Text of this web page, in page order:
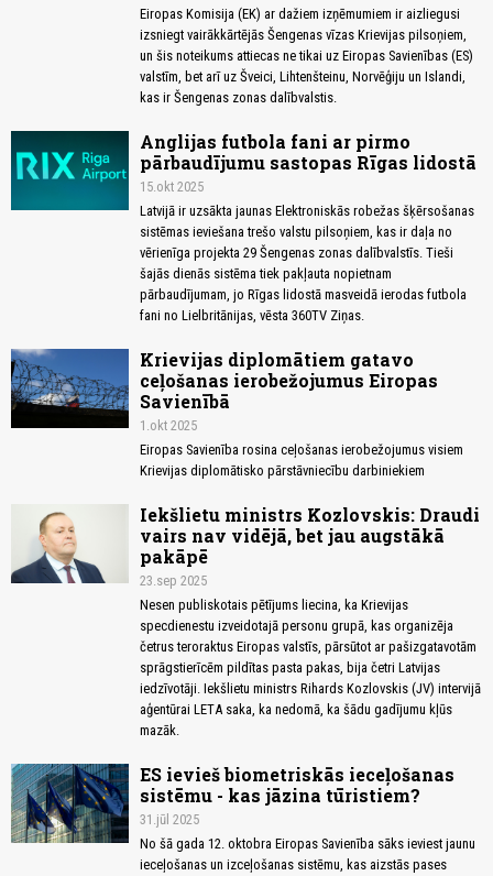
Eiropas Komisija (EK) ar dažiem izņēmumiem ir aizliegusi
izsniegt vairākkārtējās Šengenas vīzas Krievijas pilsoņiem,
un šis noteikums attiecas ne tikai uz Eiropas Savienības (ES)
valstīm, bet arī uz Šveici, Lihtenšteinu, Norvēģiju un Islandi,
kas ir Šengenas zonas dalībvalstis.
Anglijas futbola fani ar pirmo
pārbaudījumu sastopas Rīgas lidostā
15.okt 2025
Latvijā ir uzsākta jaunas Elektroniskās robežas šķērsošanas
sistēmas ieviešana trešo valstu pilsoņiem, kas ir daļa no
vērienīga projekta 29 Šengenas zonas dalībvalstīs. Tieši
šajās dienās sistēma tiek pakļauta nopietnam
pārbaudījumam, jo Rīgas lidostā masveidā ierodas futbola
fani no Lielbritānijas, vēsta 360TV Ziņas.
Krievijas diplomātiem gatavo
ceļošanas ierobežojumus Eiropas
Savienībā
1.okt 2025
Eiropas Savienība rosina ceļošanas ierobežojumus visiem
Krievijas diplomātisko pārstāvniecību darbiniekiem
Iekšlietu ministrs Kozlovskis: Draudi
vairs nav vidējā, bet jau augstākā
pakāpē
23.sep 2025
Nesen publiskotais pētījums liecina, ka Krievijas
specdienestu izveidotajā personu grupā, kas organizēja
četrus teroraktus Eiropas valstīs, pārsūtot ar pašizgatavotām
sprāgstierīcēm pildītas pasta pakas, bija četri Latvijas
iedzīvotāji. Iekšlietu ministrs Rihards Kozlovskis (JV) intervijā
aģentūrai LETA saka, ka nedomā, ka šādu gadījumu kļūs
mazāk.
ES ievieš biometriskās ieceļošanas
sistēmu - kas jāzina tūristiem?
31.jūl 2025
No šā gada 12. oktobra Eiropas Savienība sāks ieviest jaunu
ieceļošanas un izceļošanas sistēmu, kas aizstās pases